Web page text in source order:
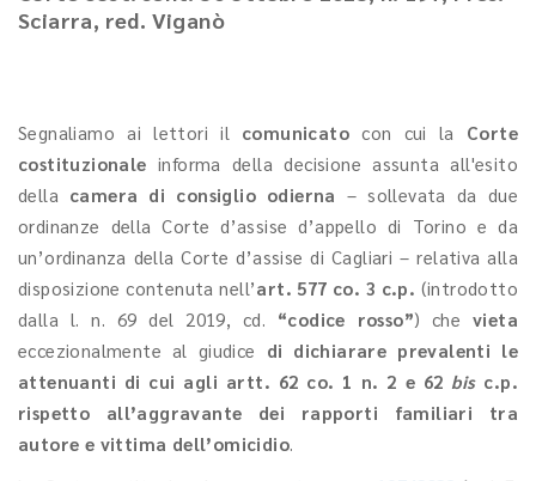
Sciarra, red. Viganò
Segnaliamo ai lettori il comunicato con cui la Corte
costituzionale informa della decisione assunta all'esito
della camera di consiglio odierna – sollevata da due
ordinanze della Corte d’assise d’appello di Torino e da
un’ordinanza della Corte d’assise di Cagliari – relativa alla
disposizione contenuta nell’art. 577 co. 3 c.p. (introdotto
dalla l. n. 69 del 2019, cd. “codice rosso”) che vieta
eccezionalmente al giudice di dichiarare prevalenti le
attenuanti di cui agli artt. 62 co. 1 n. 2 e 62 bisc.p.
rispetto all’aggravante dei rapporti familiari tra
autore e vittima dell’omicidio.